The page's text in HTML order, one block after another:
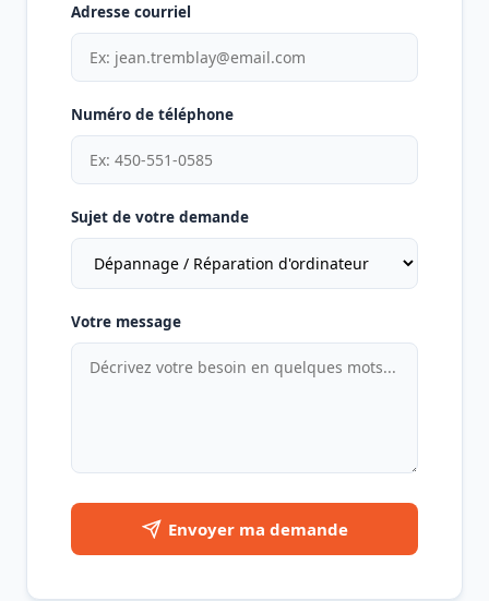
Adresse courriel
Numéro de téléphone
Sujet de votre demande
Votre message
Envoyer ma demande